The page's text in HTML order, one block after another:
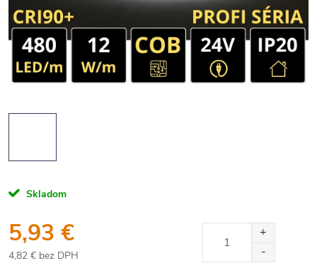
Skladom
5,93 €
4,82 € bez DPH